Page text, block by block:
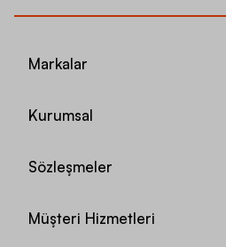
Markalar
Kurumsal
Sözleşmeler
Müşteri Hizmetleri